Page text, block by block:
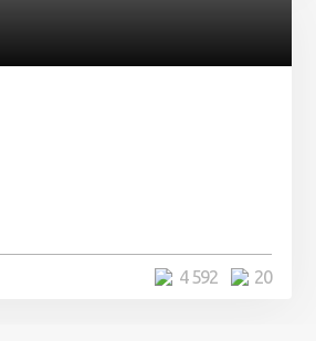
20
4 592